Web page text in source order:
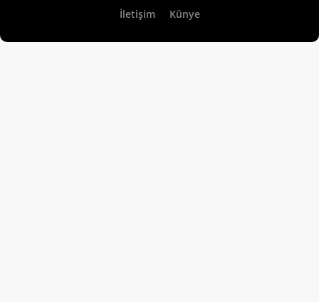
İletişim Künye